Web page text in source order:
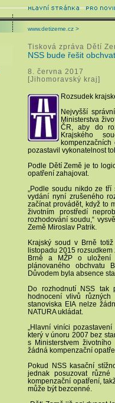
www.detizeme.cz >
Tisková zpráva Dětí
NSS bude řešit
8. června 2017
[Jihomoravský kraj]
Rozsudek
Nejvyšší
Ministerstva
ČR, aby do
Krajského
pozastavil vykonatelnost
Podle Dětí Země je to
opatření zahajovat.
„Podle soudu nikdo ze
vydání nyní zrušeného
začínat provádět, když to
životním prostředí
rozhodování soudu,“
Země Miroslav Patrik.
Krajský soud v Brně
listopadu 2015
Brně a MŽP o uložení
plánovaného obchvatu
Důvodem byla absence
Do rozhodnutí NSS tak
hodnocení vlivů
stanoviska EIA nelze
NATURA ukládat.
„Hlavní viníci
který v únoru 2007 bez
s Ministerstvem
žádná kompenzační
Pokud NSS kasační
jednak posuzovat
kompenzační opatření,
může být bezcenné.